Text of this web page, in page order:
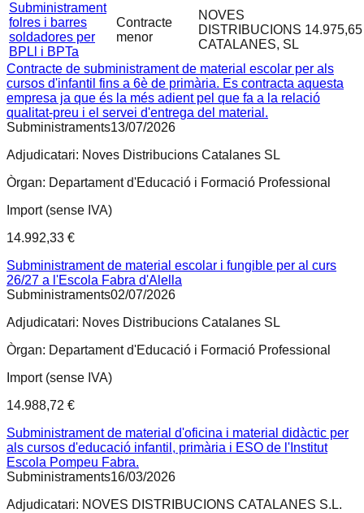
Subministrament
folres i barres
soldadores per
BPLl i BPTa
Contracte
menor
NOVES
DISTRIBUCIONS
CATALANES, SL
Contracte de subministrament de material escolar per als
cursos d'infantil fins a 6è de primària. Es contracta aquesta
empresa ja que és la més adient pel que fa a la relació
qualitat-preu i el servei d'entrega del material.
Subministraments13/07/2026
Adjudicatari: Noves Distribucions Catalanes SL
Òrgan: Departament d'Educació i Formació Professional
Import (sense IVA)
14.992,33 €
Subministrament de material escolar i fungible per al curs
26/27 a l'Escola Fabra d'Alella
Subministraments02/07/2026
Adjudicatari: Noves Distribucions Catalanes SL
Òrgan: Departament d'Educació i Formació Professional
Import (sense IVA)
14.988,72 €
Subministrament de material d'oficina i material didàctic per
als cursos d'educació infantil, primària i ESO de l'Institut
Escola Pompeu Fabra.
Subministraments16/03/2026
Adjudicatari: NOVES DISTRIBUCIONS CATALANES S.L.